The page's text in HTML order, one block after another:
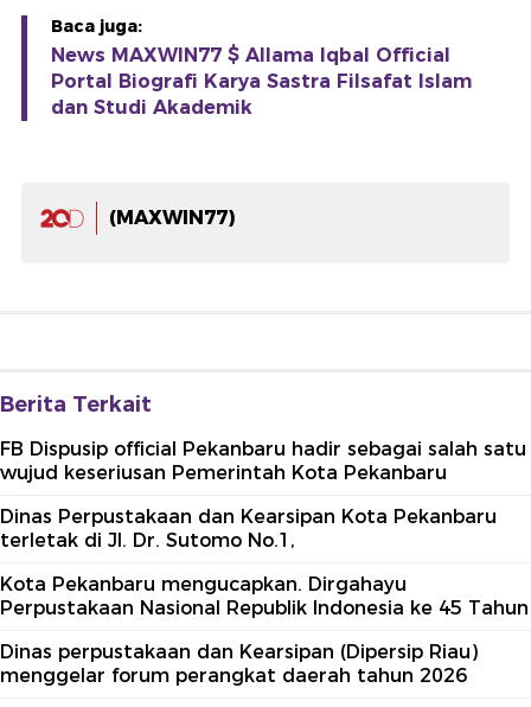
Baca juga:
News MAXWIN77 $ Allama Iqbal Official
Portal Biografi Karya Sastra Filsafat Islam
dan Studi Akademik
(MAXWIN77)
Berita Terkait
FB Dispusip official Pekanbaru hadir sebagai salah satu
wujud keseriusan Pemerintah Kota Pekanbaru
Dinas Perpustakaan dan Kearsipan Kota Pekanbaru
terletak di Jl. Dr. Sutomo No.1,
Kota Pekanbaru mengucapkan. Dirgahayu
Perpustakaan Nasional Republik Indonesia ke 45 Tahun
Dinas perpustakaan dan Kearsipan (Dipersip Riau)
menggelar forum perangkat daerah tahun 2026